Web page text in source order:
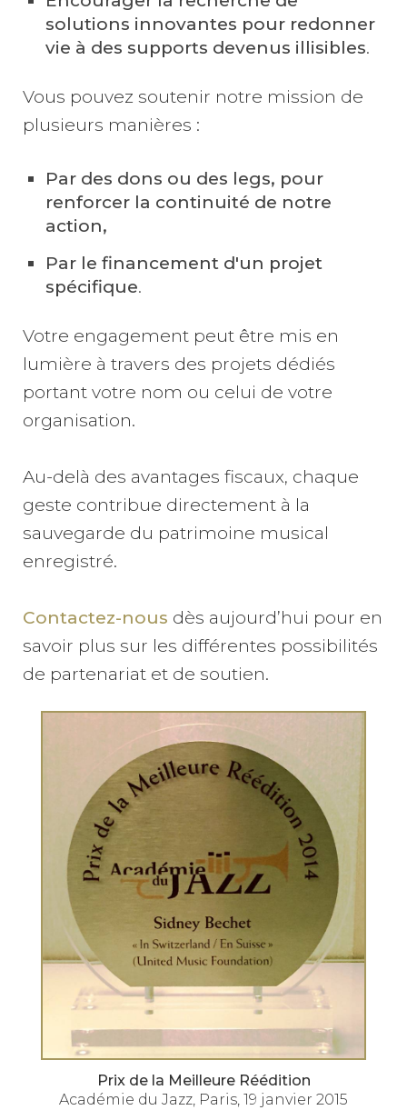
solutions innovantes pour redonner
vie à des supports devenus illisibles.
Vous pouvez soutenir notre mission de
plusieurs manières :
Par des dons ou des legs, pour
renforcer la continuité de notre
action,
Par le financement d'un projet
spécifique.
Votre engagement peut être mis en
lumière à travers des projets dédiés
portant votre nom ou celui de votre
organisation.
Au-delà des avantages fiscaux, chaque
geste contribue directement à la
sauvegarde du patrimoine musical
enregistré.
Contactez-nous dès aujourd’hui pour en
savoir plus sur les différentes possibilités
de partenariat et de soutien.
Prix de la Meilleure Réédition
Académie du Jazz, Paris, 19 janvier 2015